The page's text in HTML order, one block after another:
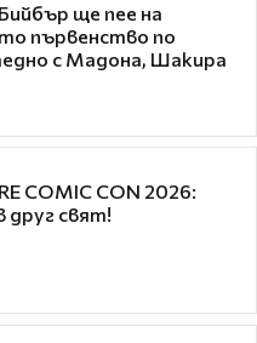
ще пее на
първенство по
с Мадона, Шакира
COMIC CON 2026:
друг свят!